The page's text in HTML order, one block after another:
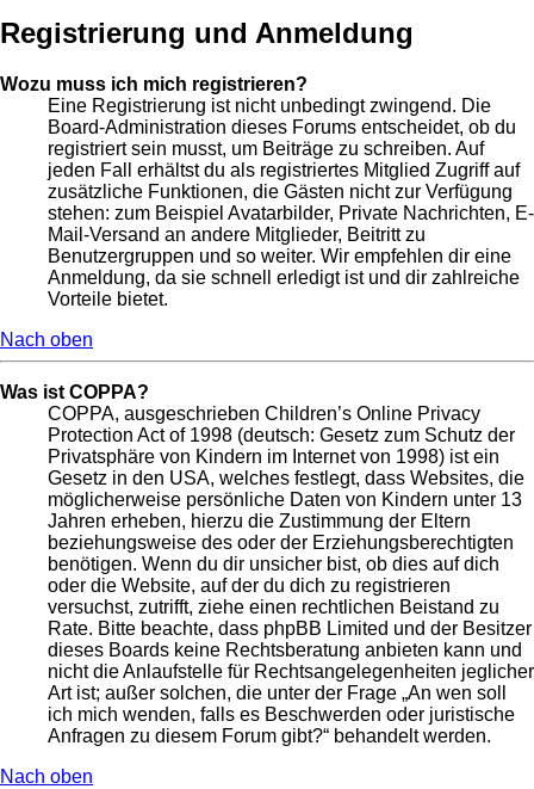
Registrierung und Anmeldung
Wozu muss ich mich registrieren?
Eine Registrierung ist nicht unbedingt zwingend. Die
Board-Administration dieses Forums entscheidet, ob du
registriert sein musst, um Beiträge zu schreiben. Auf
jeden Fall erhältst du als registriertes Mitglied Zugriff auf
zusätzliche Funktionen, die Gästen nicht zur Verfügung
stehen: zum Beispiel Avatarbilder, Private Nachrichten, E-
Mail-Versand an andere Mitglieder, Beitritt zu
Benutzergruppen und so weiter. Wir empfehlen dir eine
Anmeldung, da sie schnell erledigt ist und dir zahlreiche
Vorteile bietet.
Nach oben
Was ist COPPA?
COPPA, ausgeschrieben Children’s Online Privacy
Protection Act of 1998 (deutsch: Gesetz zum Schutz der
Privatsphäre von Kindern im Internet von 1998) ist ein
Gesetz in den USA, welches festlegt, dass Websites, die
möglicherweise persönliche Daten von Kindern unter 13
Jahren erheben, hierzu die Zustimmung der Eltern
beziehungsweise des oder der Erziehungsberechtigten
benötigen. Wenn du dir unsicher bist, ob dies auf dich
oder die Website, auf der du dich zu registrieren
versuchst, zutrifft, ziehe einen rechtlichen Beistand zu
Rate. Bitte beachte, dass phpBB Limited und der Besitzer
dieses Boards keine Rechtsberatung anbieten kann und
nicht die Anlaufstelle für Rechtsangelegenheiten jeglicher
Art ist; außer solchen, die unter der Frage „An wen soll
ich mich wenden, falls es Beschwerden oder juristische
Anfragen zu diesem Forum gibt?“ behandelt werden.
Nach oben